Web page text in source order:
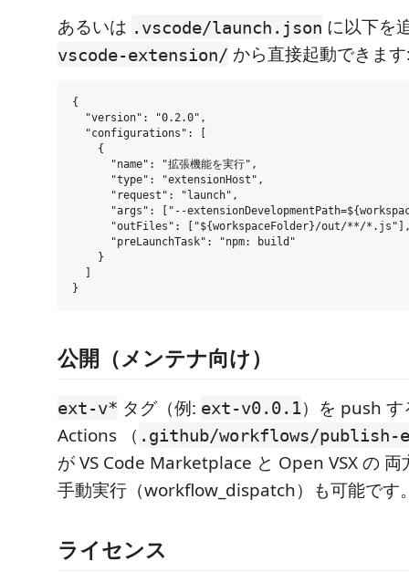
あるいは .vscode/launch.json に以下を
vscode-extension/ から直接起動できま
{
  "version": "0.2.0",
  "configurations": [
    {
      "name": "拡張機能を実行",
      "type": "extensionHost",
      "request": "launch",
"args": ["--
"outFiles": ["${workspaceFolder}/out/**/
      "preLaunchTask": "npm: build"
    }
公開（メンテナ向け）
ext-v* タグ（例: ext-v0.0.1）を push
Actions （ .github/workflows/publish-
が VS Code Marketplace と Open VSX の
手動実行（workflow_dispatch）も可能です
ライセンス